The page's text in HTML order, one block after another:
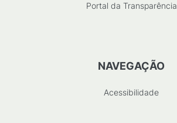
Portal da Transparência
NAVEGAÇÃO
Acessibilidade